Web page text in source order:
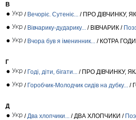
В
/ Вечоріє. Сутеніє... / ПРО ДІВЧИНКУ,
/ Вівчарику-дударику... / ВІВЧАРИК /
/ Вчора був я іменинник... / КОТРА
Г
/ Годі, діти, бігати... / ПРО ДІВЧИНКУ,
/ Горобчик-Молодчик сидів на дубку... /
Д
/ Два хлопчики... / ДВА ХЛОПЧИКИ /